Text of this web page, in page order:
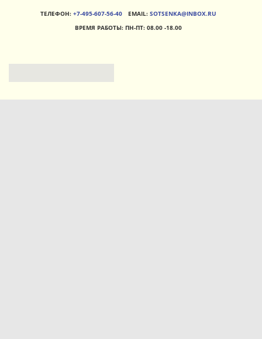
ТЕЛЕФОН: +7-495-607-56-40 EMAIL: SOTSENKA@INBOX.RU
ВРЕМЯ РАБОТЫ: ПН-ПТ: 08.00 -18.00